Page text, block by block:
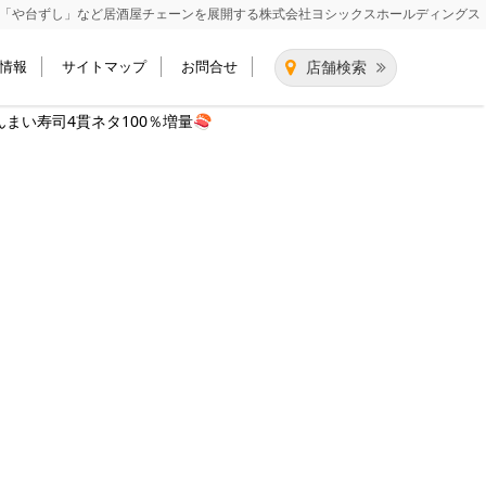
「や台ずし」など居酒屋チェーンを展開する株式会社ヨシックスホールディングス
店舗検索
報 サイトマップ お問合せ
い寿司4貫ネタ100％増量🍣